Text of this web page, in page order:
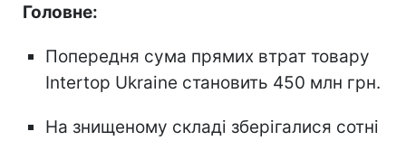
Головне:
Попередня сума прямих втрат товару
Intertop Ukraine становить 450 млн грн.
На знищеному складі зберігалися сотні